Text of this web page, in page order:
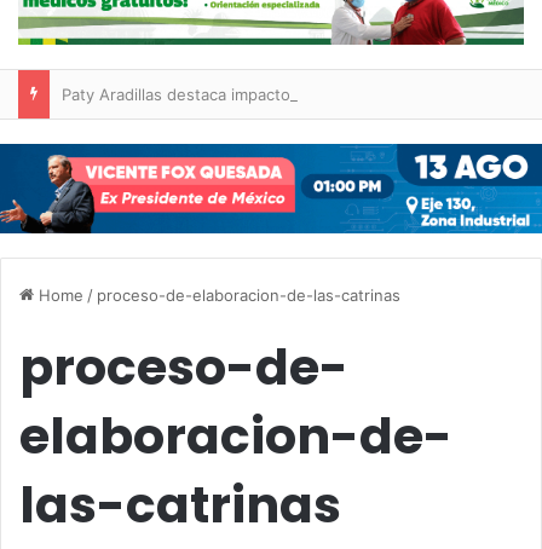
Home / proceso-de-elaboracion-de-las-catrinas
proceso-de-
elaboracion-de-
las-catrinas